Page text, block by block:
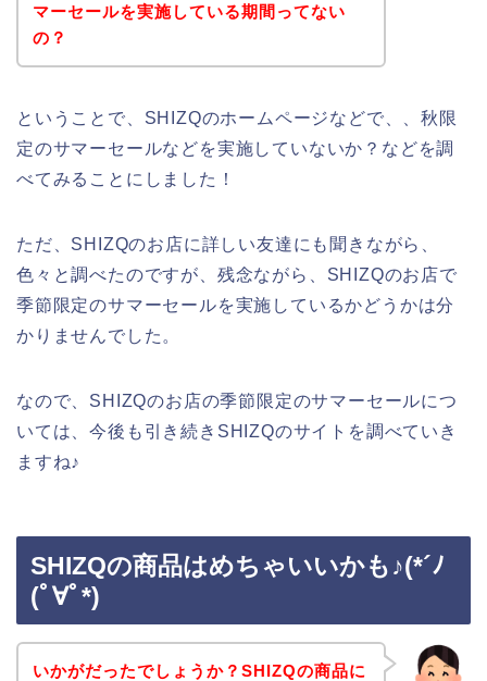
マーセールを実施している期間ってない
の？
ということで、SHIZQのホームページなどで、、秋限
定のサマーセールなどを実施していないか？などを調
べてみることにしました！
ただ、SHIZQのお店に詳しい友達にも聞きながら、
色々と調べたのですが、残念ながら、SHIZQのお店で
季節限定のサマーセールを実施しているかどうかは分
かりませんでした。
なので、SHIZQのお店の季節限定のサマーセールにつ
いては、今後も引き続きSHIZQのサイトを調べていき
ますね♪
SHIZQの商品はめちゃいいかも♪(*´ﾉ
(ﾟ∀ﾟ*)
いかがだったでしょうか？SHIZQの商品に